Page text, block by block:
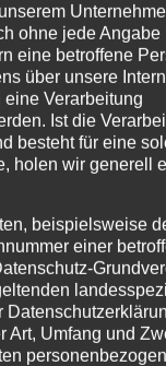
ohne jede Angabe
eine betroffene
über unsere
Verarbeitung
Ist die
besteht für eine
holen wir generell
beispielsweise
einer
Art, Umfang und